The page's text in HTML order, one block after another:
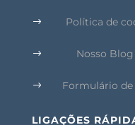
$ Política de
$ Nosso Blog
$ Formulário
LIGAÇÕES